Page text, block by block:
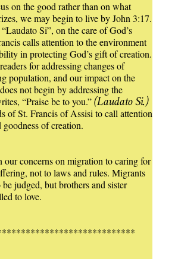
on the good rather than on what
we may begin to live by John 3:17.
Si”, on the care of God’s
calls attention to the environment
in protecting God’s gift of creation.
for addressing changes of
population, and our impact on the
not begin by addressing the
“Praise be to you.”(Laudato Si.)
of St. Francis of Assisi to call attention
of creation.
our concerns on migration to caring for
not to laws and rules. Migrants
judged, but brothers and sister
to love.